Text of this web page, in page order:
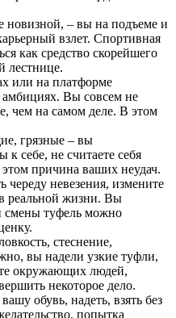
– вы на подъеме и
взлет. Спортивная
как средство скорейшего
лестнице.
или на платформе
Вы совсем не
чем на самом деле. В этом
грязные – вы
себе, не считаете себя
причина ваших неудач.
череду невезения, измените
реальной жизни. Вы
смены туфель можно
стеснение,
вы надели узкие туфли,
окружающих людей,
некоторое дело.
обувь, надеть, взять без
попытка